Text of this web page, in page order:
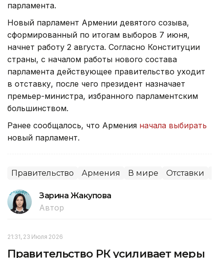
парламента.
Новый парламент Армении девятого созыва,
сформированный по итогам выборов 7 июня,
начнет работу 2 августа. Согласно Конституции
страны, с началом работы нового состава
парламента действующее правительство уходит
в отставку, после чего президент назначает
премьер-министра, избранного парламентским
большинством.
Ранее сообщалось, что Армения начала выбирать
новый парламент.
Правительство Армения В мире Отставки
Зарина Жакупова
Автор
21:31, 23 Июля 2026
Правительство РК усиливает меры